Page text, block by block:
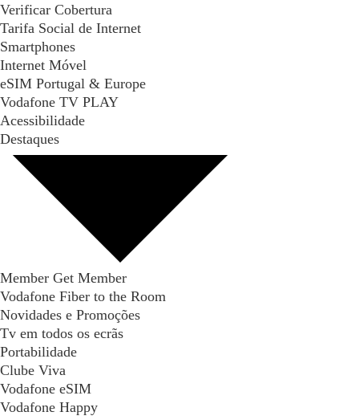
Verificar Cobertura
Tarifa Social de Internet
Smartphones
Internet Móvel
eSIM Portugal & Europe
Vodafone TV PLAY
Acessibilidade
Destaques
Member Get Member
Vodafone Fiber to the Room
Novidades e Promoções
Tv em todos os ecrãs
Portabilidade
Clube Viva
Vodafone eSIM
Vodafone Happy